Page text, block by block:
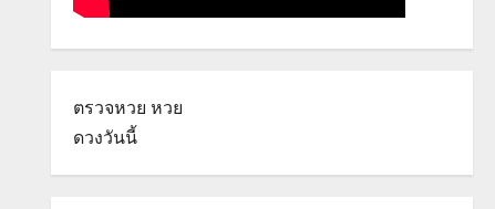
ตรวจหวย หวย
ดวงวันนี้